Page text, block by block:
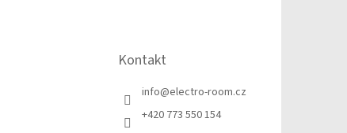
Kontakt
info@electro-room.cz
+420 773 550 154